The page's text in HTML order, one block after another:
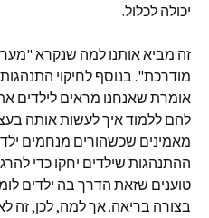
יכולה לכלול.
זה מביא אותנו למה שנקרא
מודרכת". בנוסף לחיקוי
אומרת שאנחנו מראים לילדים
להם ללמוד איך לעשות אותה
מאמינים שכשהורים מנחמים
טוענים שזאת הדרך בה ילדים
בצורה בריאה. אך למה, לכן, זה